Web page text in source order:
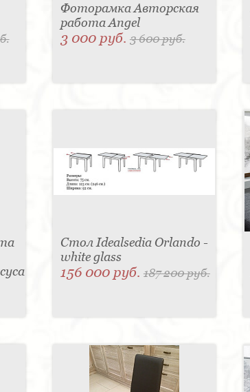
Фоторамка Авторская
работа Angel
3 000 руб. 3 600 руб.
Стол Idealsedia Orlando -
white glass
156 000 руб. 187 200 руб.